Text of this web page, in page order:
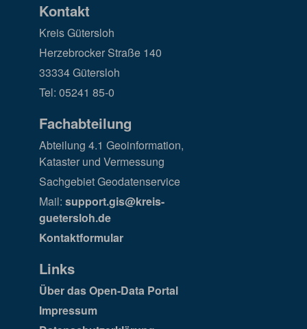
Kontakt
Kreis Gütersloh
Herzebrocker Straße 140
33334 Gütersloh
Tel: 05241 85-0
Fachabteilung
Abteilung 4.1 Geoinformation,
Kataster und Vermessung
Sachgebiet Geodatenservice
Mail: support.gis@kreis-
guetersloh.de
Kontaktformular
Links
Über das Open-Data Portal
Impressum